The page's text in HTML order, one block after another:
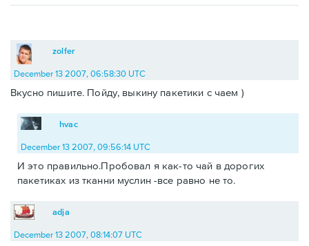
zolfer
December 13 2007, 06:58:30 UTC
Вкусно пишите. Пойду, выкину пакетики с чаем )
hvac
December 13 2007, 09:56:14 UTC
И это правильно.Пробовал я как-то чай в дорогих
пакетиках из тканни муслин -все равно не то.
adja
December 13 2007, 08:14:07 UTC